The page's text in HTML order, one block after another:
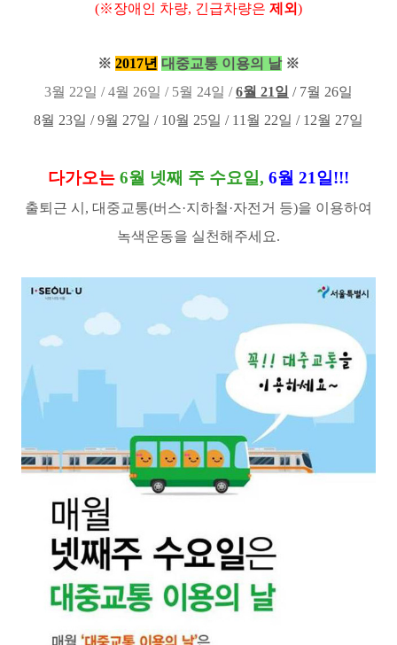
(※장애인 차량, 긴급차량은 제외)
※ 2017년 대중교통 이용의 날※
3월 22일 / 4월 26일 / 5월 24일 / 6월 21일 / 7월 26일
8월 23일 / 9월 27일 / 10월 25일 / 11월 22일 / 12월 27일
다가오는 6월 넷째 주 수요일, 6월 21일!!!
출퇴근 시, 대중교통(버스·지하철·자전거 등)을 이용하여
녹색운동을 실천해주세요.